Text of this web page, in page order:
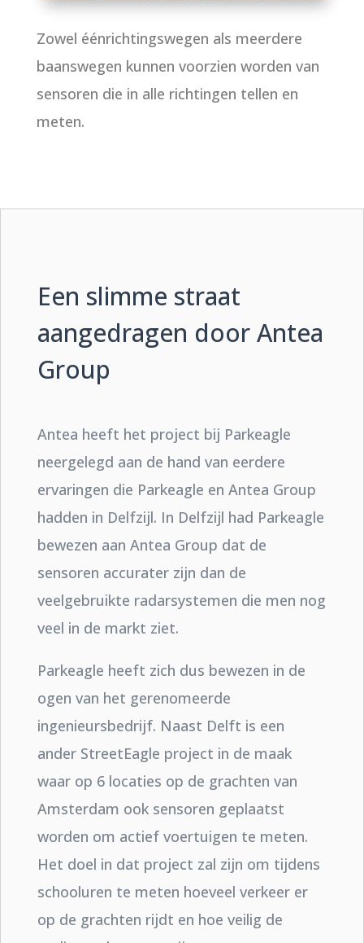
Zowel éénrichtingswegen als meerdere
baanswegen kunnen voorzien worden van
sensoren die in alle richtingen tellen en
meten.
Een slimme straat
aangedragen door Antea
Group
Antea heeft het project bij Parkeagle
neergelegd aan de hand van eerdere
ervaringen die Parkeagle en Antea Group
hadden in Delfzijl. In Delfzijl had Parkeagle
bewezen aan Antea Group dat de
sensoren accurater zijn dan de
veelgebruikte radarsystemen die men nog
veel in de markt ziet.
Parkeagle heeft zich dus bewezen in de
ogen van het gerenomeerde
ingenieursbedrijf. Naast Delft is een
ander StreetEagle project in de maak
waar op 6 locaties op de grachten van
Amsterdam ook sensoren geplaatst
worden om actief voertuigen te meten.
Het doel in dat project zal zijn om tijdens
schooluren te meten hoeveel verkeer er
op de grachten rijdt en hoe veilig de